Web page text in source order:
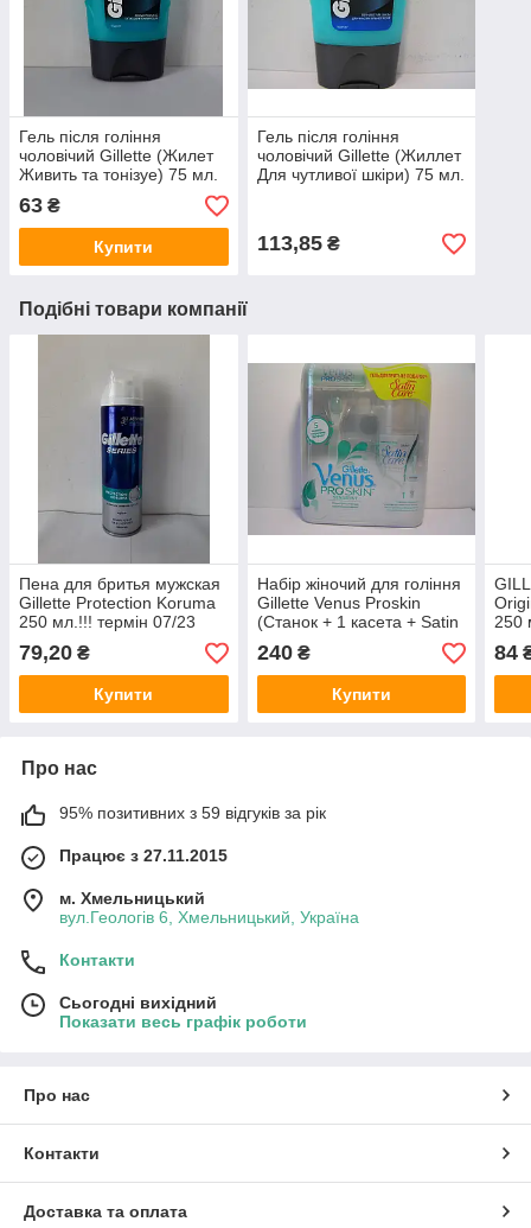
Гель після гоління
чоловічий Gillette (Жилет
Живить та тонізуе) 75 мл.
термін 10/2024
63 ₴
Купити
Гель після гоління
чоловічий Gillette (Жиллет
Для чутливої шкіри) 75 мл.
113,85₴
Подібні товари компанії
Пена для бритья мужская
Gillette Protection Koruma
250 мл.!!! термін 07/23
79,20 ₴
Купити
Набір жіночий для гоління
Gillette Venus Proskin
(Станок + 1 касета + Satin
Care Гель 75 мл) термін!
240₴
Купити
250
84
Про нас
95% позитивних з 59 відгуків за рік
Працює з 27.11.2015
м. Хмельницький
вул.Геологів 6, Хмельницький, Україна
Контакти
Сьогодні вихідний
Показати весь графік роботи
Про нас
Контакти
Доставка та оплата